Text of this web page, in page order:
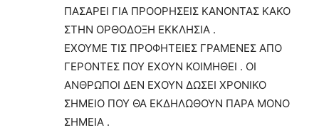
ΠΑΣΑΡΕΙ ΓΙΑ ΠΡΟΟΡΗΣΕΙΣ ΚΑΝΟΝΤΑΣ ΚΑΚΟ
ΣΤΗΝ ΟΡΘΟΔΟΞΗ ΕΚΚΛΗΣΙΑ .
ΕΧΟΥΜΕ ΤΙΣ ΠΡΟΦΗΤΕΙΕΣ ΓΡΑΜΕΝΕΣ ΑΠΟ
ΓΕΡΟΝΤΕΣ ΠΟΥ ΕΧΟΥΝ ΚΟΙΜΗΘΕΙ . ΟΙ
ΑΝΘΡΩΠΟΙ ΔΕΝ ΕΧΟΥΝ ΔΩΣΕΙ ΧΡΟΝΙΚΟ
ΣΗΜΕΙΟ ΠΟΥ ΘΑ ΕΚΔΗΛΩΘΟΥΝ ΠΑΡΑ ΜΟΝΟ
ΣΗΜΕΙΑ .